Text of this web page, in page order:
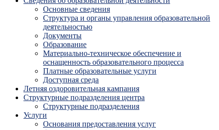
Основные сведения
Структура и органы управления образовательной
деятельностью
Документы
Образование
Материально-техническое обеспечение и
оснащенность образовательного процесса
Платные образовательные услуги
Доступная среда
Летняя оздоровительная кампания
Структурные подразделения центра
Структурные подразделения
Услуги
Основания предоставления услуг